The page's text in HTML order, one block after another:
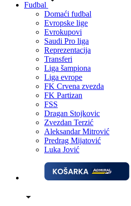
Fudbal
Domaći fudbal
Evropske lige
Evrokupovi
Saudi Pro liga
Reprezentacija
Transferi
Liga šampiona
Liga evrope
FK Crvena zvezda
FK Partizan
FSS
Dragan Stojkovic
Zvezdan Terzić
Aleksandar Mitrović
Predrag Mijatović
Luka Jović